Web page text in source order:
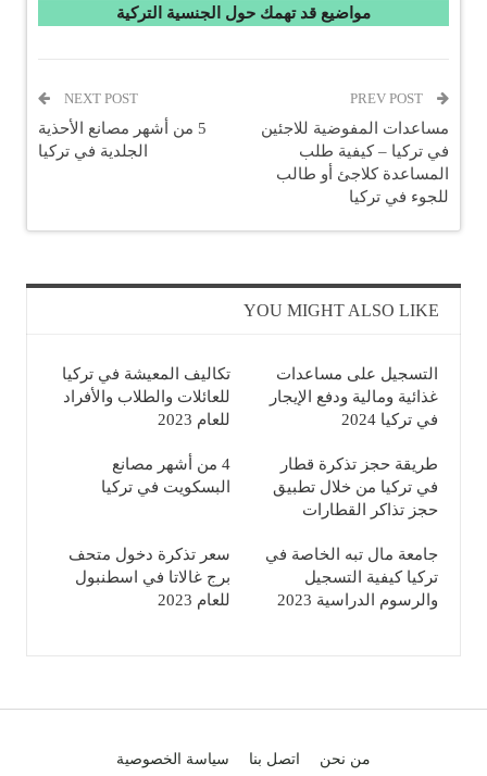
مواضيع قد تهمك حول الجنسية التركية
مساعدات المفوضية للاجئين
في تركيا – كيفية طلب
المساعدة كلاجئ أو طالب
للجوء في تركيا
NEXT POST
5 من أشهر مصانع الأحذية
الجلدية في تركيا
YOU MIGHT ALSO LIKE
التسجيل على مساعدات
غذائية ومالية ودفع الإيجار
في تركيا 2024
تكاليف المعيشة في تركيا
للعائلات والطلاب والأفراد
للعام 2023
طريقة حجز تذكرة قطار
في تركيا من خلال تطبيق
حجز تذاكر القطارات
4 من أشهر مصانع
البسكويت في تركيا
جامعة مال تبه الخاصة في
تركيا كيفية التسجيل
والرسوم الدراسية 2023
سعر تذكرة دخول متحف
برج غالاتا في اسطنبول
للعام 2023
من نحن اتصل بنا سياسة الخصوصية